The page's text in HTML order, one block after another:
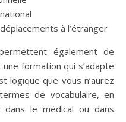
à l’étranger
également de
formation qui s’adapte
logique que vous n’aurez
de vocabulaire, en
le médical ou dans